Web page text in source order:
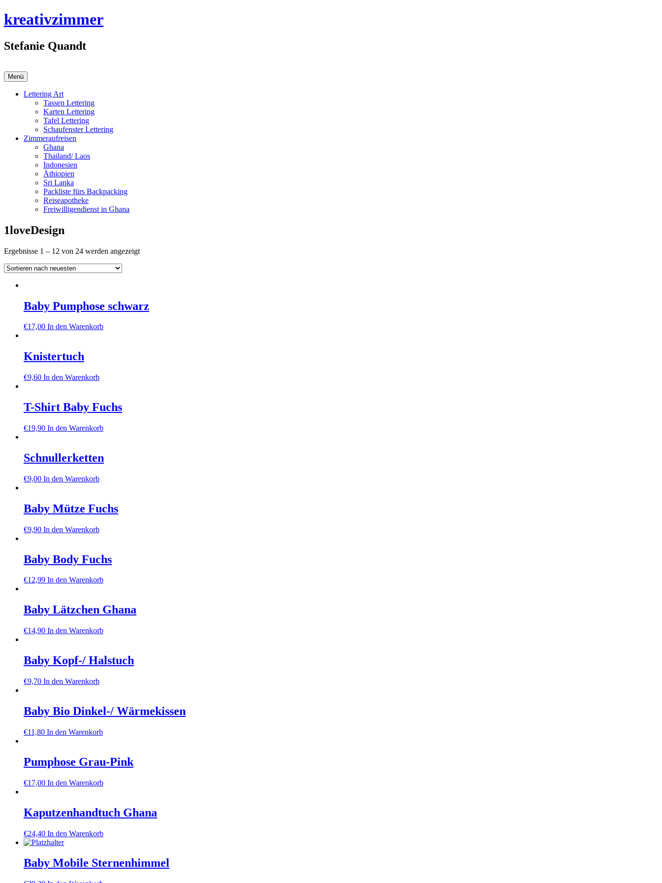
Zum
Inhalt
kreativzimmer
Stefanie Quandt
Menü
Lettering Art
Tassen Lettering
Karten Lettering
Tafel Lettering
Schaufenster Lettering
Zimmeraufreisen
Ghana
Thailand/ Laos
Indonesien
Äthiopien
Sri Lanka
Packliste fürs Backpacking
Reiseapotheke
Freiwilligendienst in Ghana
1loveDesign
Ergebnisse 1 – 12 von 24 werden angezeigtNach
Baby Pumphose schwarz
€17,00 In den Warenkorb
Knistertuch
€9,60 In den Warenkorb
T-Shirt Baby Fuchs
€19,90 In den Warenkorb
Schnullerketten
€9,00 In den Warenkorb
Baby Mütze Fuchs
€9,90 In den Warenkorb
Baby Body Fuchs
€12,99 In den Warenkorb
Baby Lätzchen Ghana
€14,90 In den Warenkorb
Baby Kopf-/ Halstuch
€9,70 In den Warenkorb
Baby Bio Dinkel-/ Wärmekissen
€11,80 In den Warenkorb
Pumphose Grau-Pink
€17,00 In den Warenkorb
Kaputzenhandtuch Ghana
€24,40 In den Warenkorb
Baby Mobile Sternenhimmel